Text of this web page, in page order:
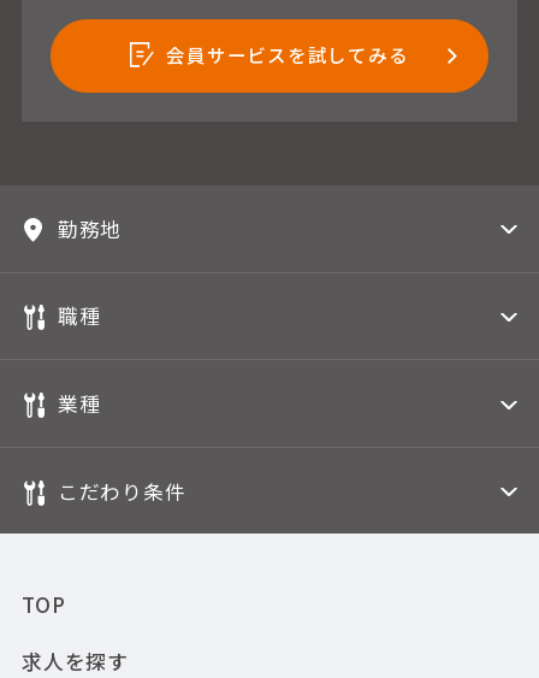
会員サービスを試してみる
勤務地
職種
業種
こだわり条件
TOP
求人を探す